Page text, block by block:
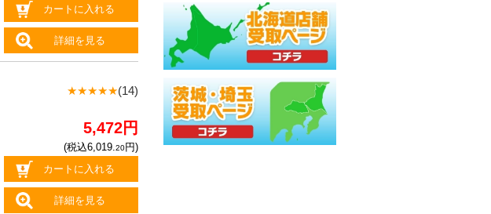
カートに入れる
詳細を見る
★★★★★(14)
5,472円
(税込6,019. 20円)
カートに入れる
詳細を見る